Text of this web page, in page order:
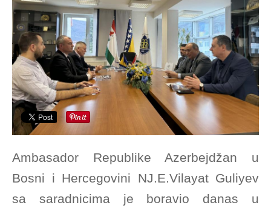
Ambasador Republike Azerbejdžan u
Bosni i Hercegovini NJ.E.Vilayat Guliyev
sa saradnicima je boravio danas u